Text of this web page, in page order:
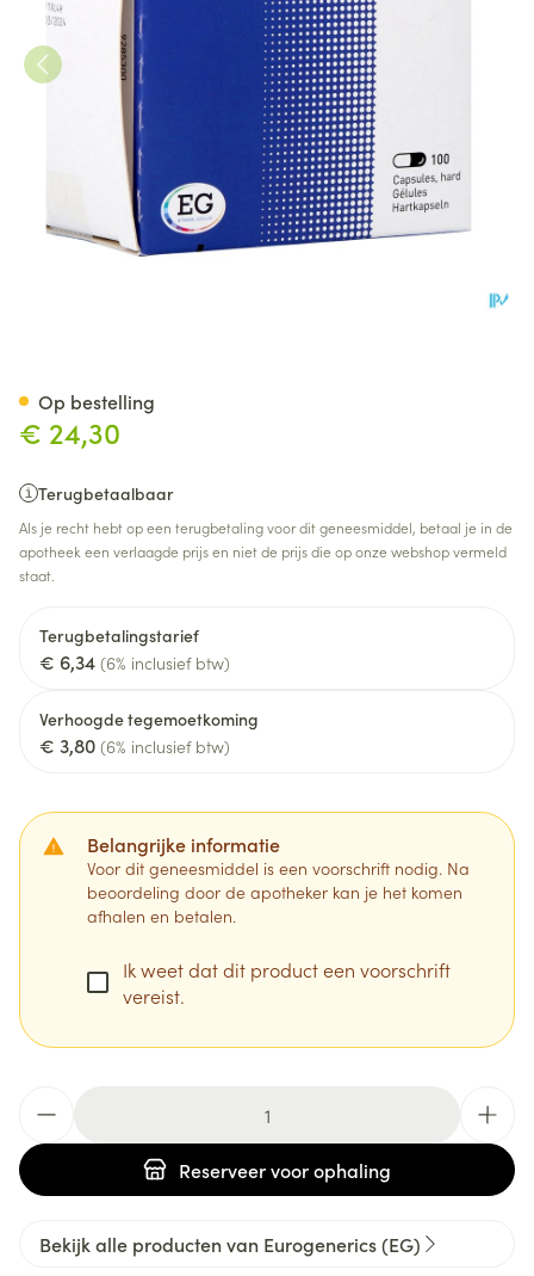
€ 24,30
Terugbetaalbaar
Als je recht hebt op een terugbetaling voor dit geneesmiddel, betaal je in de
apotheek een verlaagde prijs en niet de prijs die op onze webshop vermeld
staat.
Terugbetalingstarief
€ 6,34 (6% inclusief btw)
Verhoogde tegemoetkoming
€ 3,80 (6% inclusief btw)
Belangrijke informatie
Voor dit geneesmiddel is een voorschrift nodig. Na
beoordeling door de apotheker kan je het komen
afhalen en betalen.
Ik weet dat dit product een voorschrift
vereist.
Reserveervoor ophaling
Op bestelling
Bekijk alle producten van Eurogenerics (EG)